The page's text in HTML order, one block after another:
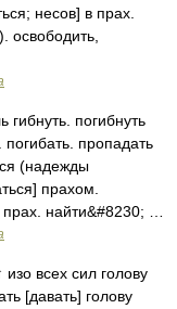
несов] в прах.
освободить,
погибнуть
пропадать
(надежды
прахом.
прах. найти&#8230; …
всех сил голову
[давать] голову